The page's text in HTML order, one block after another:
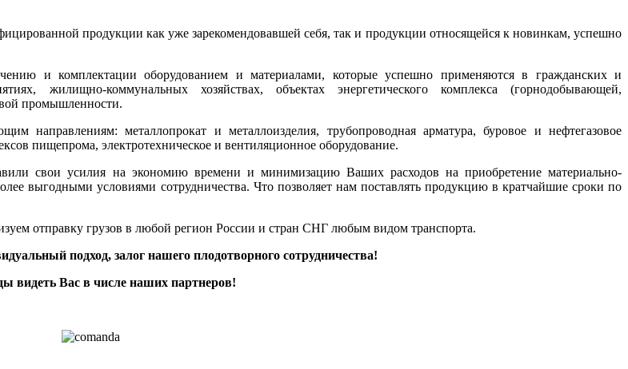
продукции как уже зарекомендовавшей себя, так и продукции относящейся к новинкам, успешно
и комплектации оборудованием и материалами, которые успешно применяются в гражданских и
жилищно-коммунальных хозяйствах, объектах энергетического комплекса (горнодобывающей,
промышленности.
направлениям: металлопрокат и металлоизделия, трубопроводная арматура, буровое и нефтегазовое
пищепрома, электротехническое и вентиляционное оборудование.
свои усилия на экономию времени и минимизацию Ваших расходов на приобретение материально-
выгодными условиями сотрудничества. Что позволяет нам поставлять продукцию в кратчайшие сроки по
отправку грузов в любой регион России и стран СНГ любым видом транспорта.
подход, залог нашего плодотворного сотрудничества!
видеть Вас в числе наших партнеров!